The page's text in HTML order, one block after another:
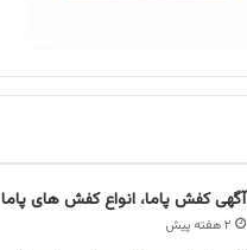
آگهی کفش پاما، انواع کفش های پاما
۲ هفته پیش